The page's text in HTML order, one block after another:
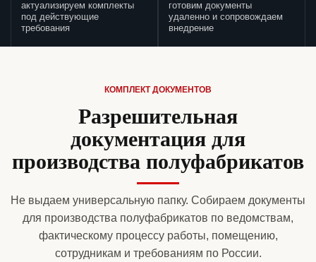
актуализируем комплекты
под действующие
требования
готовим документы
удаленно и сопровождаем
внедрение
КОМПЛЕКТ ДОКУМЕНТОВ
Разрешительная
документация для
производства полуфабрикатов
Не выдаем универсальную папку. Собираем документы
для производства полуфабрикатов по ведомствам,
фактическому процессу работы, помещению,
сотрудникам и требованиям по России.